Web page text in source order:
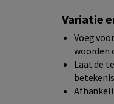
Variatie
Voeg
woorden
Laat de